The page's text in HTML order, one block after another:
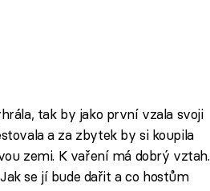
tak by jako první vzala svoji
a za zbytek by si koupila
zemi. K vaření má dobrý vztah.
se jí bude dařit a co hostům